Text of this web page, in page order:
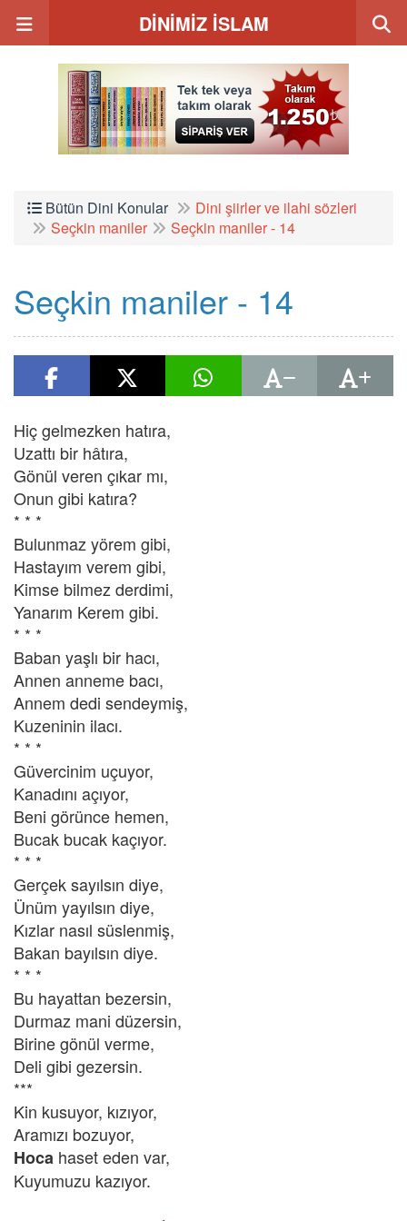
DİNİMİZ İSLAM
Bütün Dini Konular
Dini şiirler ve ilahi sözleri
Seçkin maniler
Seçkin maniler - 14
Seçkin maniler - 14
Hiç gelmezken hatıra,
Uzattı bir hâtıra,
Gönül veren çıkar mı,
Onun gibi katıra?
* * *
Bulunmaz yörem gibi,
Hastayım verem gibi,
Kimse bilmez derdimi,
Yanarım Kerem gibi.
* * *
Baban yaşlı bir hacı,
Annen anneme bacı,
Annem dedi sendeymiş,
Kuzeninin ilacı.
* * *
Güvercinim uçuyor,
Kanadını açıyor,
Beni görünce hemen,
Bucak bucak kaçıyor.
* * *
Gerçek sayılsın diye,
Ünüm yayılsın diye,
Kızlar nasıl süslenmiş,
Bakan bayılsın diye.
* * *
Bu hayattan bezersin,
Durmaz mani düzersin,
Birine gönül verme,
Deli gibi gezersin.
***
Kin kusuyor, kızıyor,
Aramızı bozuyor,
Hoca haset eden var,
Kuyumuzu kazıyor.